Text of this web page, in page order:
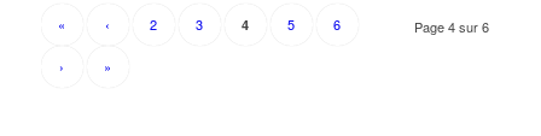
Page 4 sur 6
« ‹ 2 3 4 5 6
› »